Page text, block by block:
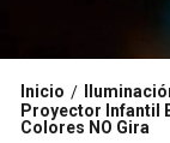
Inicio /
Proyector Infantil
Colores NO Gira